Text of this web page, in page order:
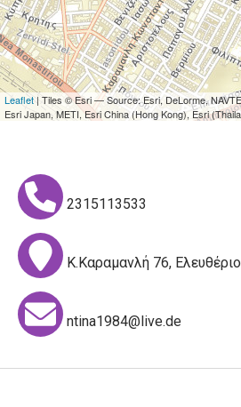
Leaflet| Tiles © Esri — Source: Esri, DeLorme,
Esri Japan, METI, Esri China (Hong Kong), Esri
2315113533
Κ.Καραμανλή 76,
ntina1984@live.de